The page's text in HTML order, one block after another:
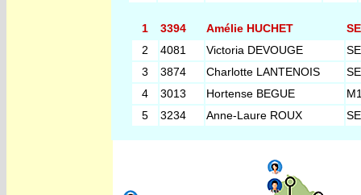
1 3394 Amélie HUCHET
2
4081 Victoria DEVOUGE
3
3874 Charlotte LANTENOIS
4
3013 Hortense BEGUE
5
3234 Anne-Laure ROUX